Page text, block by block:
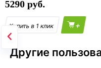
5290
+
Другие